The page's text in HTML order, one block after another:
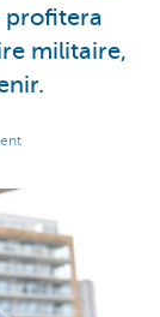
profitera
militaire,